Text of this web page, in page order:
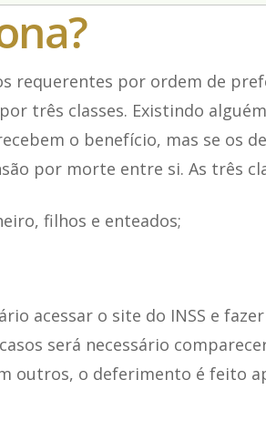
requerentes por ordem de
três classes. Existindo
o benefício, mas se os
por morte entre si. As três
filhos e enteados;
acessar o site do INSS e
será necessário
outros, o deferimento é feito